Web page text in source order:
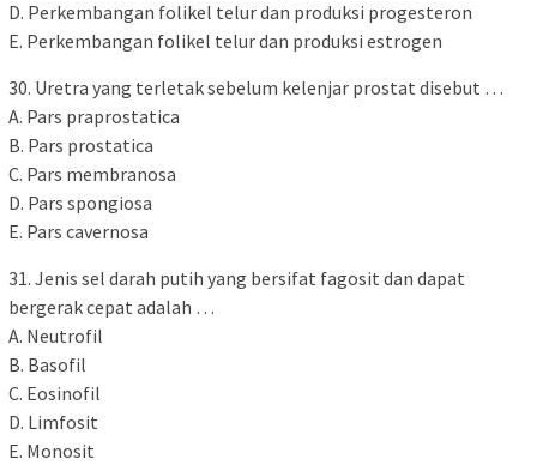
D. Perkembangan folikel telur dan produksi progesteron
E. Perkembangan folikel telur dan produksi estrogen
30. Uretra yang terletak sebelum kelenjar prostat disebut …
A. Pars praprostatica
B. Pars prostatica
C. Pars membranosa
D. Pars spongiosa
E. Pars cavernosa
31. Jenis sel darah putih yang bersifat fagosit dan dapat
bergerak cepat adalah …
A. Neutrofil
B. Basofil
C. Eosinofil
D. Limfosit
E. Monosit